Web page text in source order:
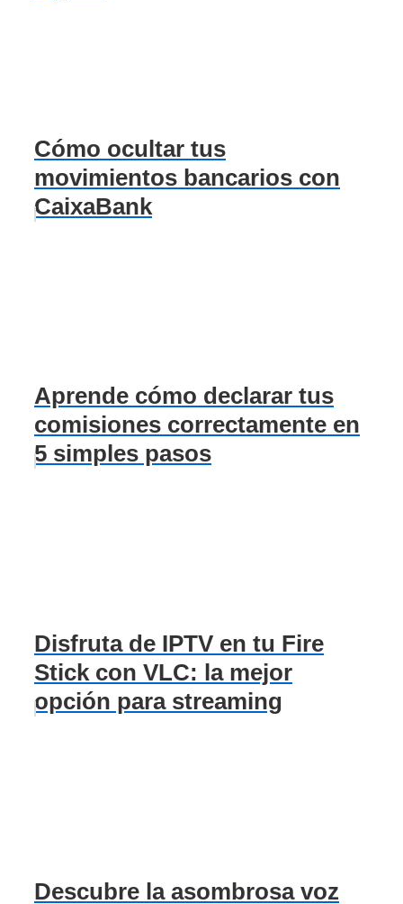
Cómo ocultar tus
movimientos bancarios con
CaixaBank
Aprende cómo declarar tus
comisiones correctamente en
5 simples pasos
Disfruta de IPTV en tu Fire
Stick con VLC: la mejor
opción para streaming
Descubre la asombrosa voz